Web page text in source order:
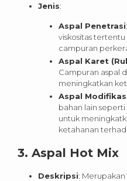
Jenis:
Aspal Penetrasi
viskositas
campuran
Aspal Karet
Campuran aspal
meningkatkan
Aspal
bahan lain
untuk
ketahanan
3. Aspal Hot Mix
Deskripsi: